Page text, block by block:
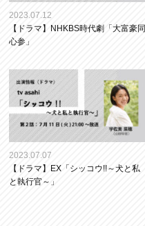
2023.07.12
【ドラマ】NHKBS時代劇「大富豪同
心参」
2023.07.07
【ドラマ】EX「シッコウ!!～犬と私
と執行官～」